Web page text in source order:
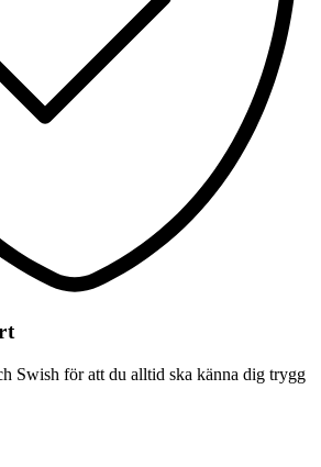
Swish för att du alltid ska känna dig trygg